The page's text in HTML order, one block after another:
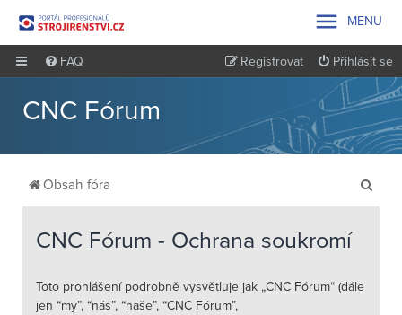
 MENU
FAQ Přihlásit se
Registrovat
CNC Fórum
Obsah fóra
l
CNC Fórum - Ochrana soukromí
Toto prohlášení podrobně vysvětluje jak „CNC Fórum“ (dále
jen “my”, “nás”, “naše”, “CNC Fórum”,